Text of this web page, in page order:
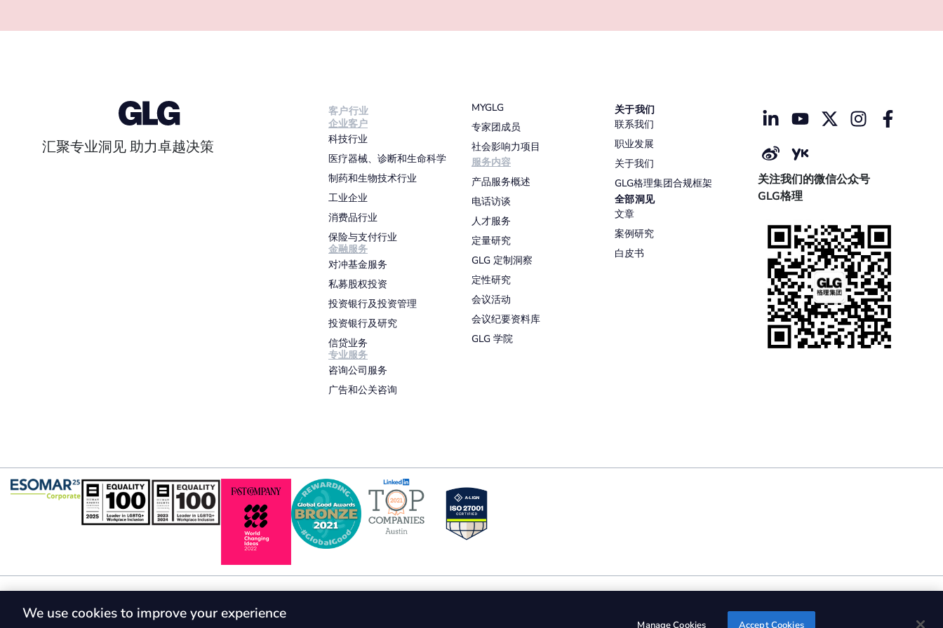
汇聚专业洞见 助力卓越决策
客户行业
企业客户
科技行业
医疗器械、诊断和生命科学
制药和生物技术行业
工业企业
消费品行业
保险与支付行业
金融服务
对冲基金服务
私募股权投资
投资银行及投资管理
投资银行及研究
信贷业务
专业服务
咨询公司服务
广告和公关咨询
MYGLG
专家团成员
社会影响力项目
服务内容
产品服务概述
电话访谈
人才服务
定量研究
GLG 定制洞察
定性研究
会议活动
会议纪要资料库
GLG 学院
关于我们
联系我们
职业发展
关于我们
GLG格理集团合规框架
全部洞见
文章
案例研究
白皮书
关注我们的微信公众号
GLG格理
We use cookies to improve your experience
Manage Cookies Accept Cookies